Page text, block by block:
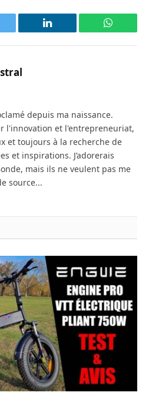
LinkedIn
depuis ma naissance.
l'innovation et l'entrepreneuriat,
et toujours à la recherche de
et inspirations. J’adorerais
mais ils ne veulent pas me
source...